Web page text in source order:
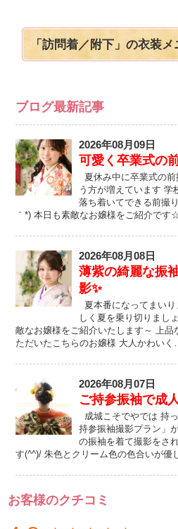
「訪問着／附下」の衣装
ブログ最新記事
2026年08月09日
可愛く卒業式の
夏休み中に卒業式の
う方が増えています 学
落ち着いてできる前撮
｀*) 本日も素敵なお嬢様をご紹介です
2026年08月08日
薄紫の綺麗な振
影✨
夏本番になってまい
しく夏を乗り切りまし
敵なお嬢様をご紹介いたします～ 上品
ただいたこちらのお嬢様 大人かわいく…
2026年08月07日
ご持参振袖で成
成城こそでやでは 持
持参振袖撮影プラン」
の振袖を着て撮影をさ
す(^^)/ 朱色とクリーム色の色合いが優
お客様のクチコミ